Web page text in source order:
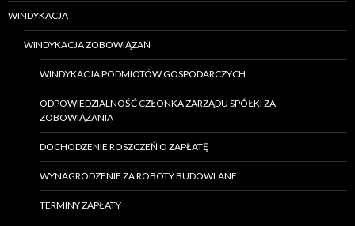
WINDYKACJA
WINDYKACJA ZOBOWIĄZAŃ
WINDYKACJA PODMIOTÓW GOSPODARCZYCH
ODPOWIEDZIALNOŚĆ CZŁONKA ZARZĄDU SPÓŁKI ZA
ZOBOWIĄZANIA
DOCHODZENIE ROSZCZEŃ O ZAPŁATĘ
WYNAGRODZENIE ZA ROBOTY BUDOWLANE
TERMINY ZAPŁATY